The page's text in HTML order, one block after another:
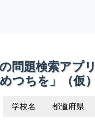
問題検索アプリ
めつちを」（仮）
学校名 都道府県